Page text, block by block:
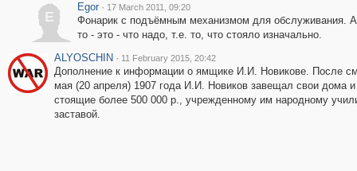
E
Egor · 17 March 2011, 09:20
Фонарик с подъёмным механизмом для обслуживания.
то - это - что надо, т.е. то, что стояло изначально.
ALYOSCHIN · 11 February 2015, 20:42
Дополнение к информации о ямщике И.И. Новикове. После
мая (20 апреля) 1907 года И.И. Новиков завещал свои дома
стоящие более 500 000 р., учрежденному им народному
заставой.